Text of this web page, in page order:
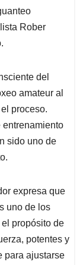
Rober
del
amateur al
proceso.
entrenamiento
sido uno de
expresa que
uno de los
propósito de
potentes y
para ajustarse